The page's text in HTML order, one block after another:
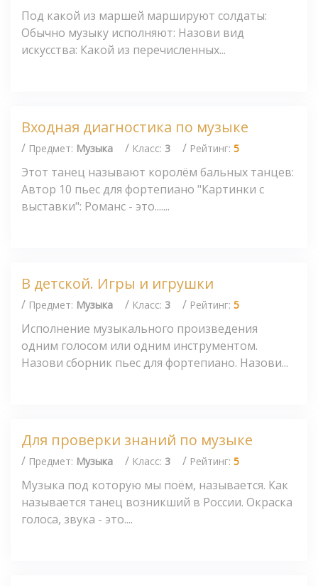
Под какой из маршей маршируют солдаты:
Обычно музыку исполняют: Назови вид
искусства: Какой из перечисленных...
Входная диагностика по музыке
/ Предмет: Музыка / Класс: 3 / Рейтинг: 5
Этот танец называют королём бальных танцев:
Автор 10 пьес для фортепиано "Картинки с
выставки": Романс - это.......
В детской. Игры и игрушки
/ Предмет: Музыка / Класс: 3 / Рейтинг: 5
Исполнение музыкального произведения
одним голосом или одним инструментом.
Назови сборник пьес для фортепиано. Назови...
Для проверки знаний по музыке
/ Предмет: Музыка / Класс: 3 / Рейтинг: 5
Музыка под которую мы поём, называется. Как
называется танец возникший в России. Окраска
голоса, звука - это....